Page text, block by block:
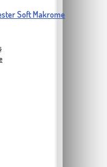
Soft Makrome